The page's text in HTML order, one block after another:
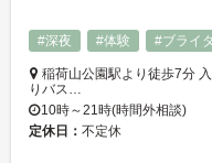
#深夜
#体験 #ブライ
稲荷山公園駅より徒歩7分
りバス…
10時～21時(時間外相談)
定休日： 不定休